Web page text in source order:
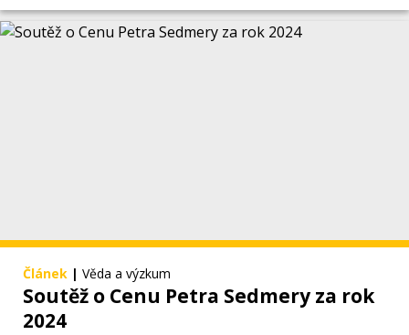
Článek | Věda a výzkum
Soutěž o Cenu Petra Sedmery za rok
2024